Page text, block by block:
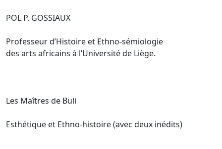
POL P. GOSSIAUX
Professeur d’Histoire et Ethno-sémiologie
des arts africains à l’Université de Liège.
Les Maîtres de Buli
Esthétique et Ethno-histoire (avec deux inédits)